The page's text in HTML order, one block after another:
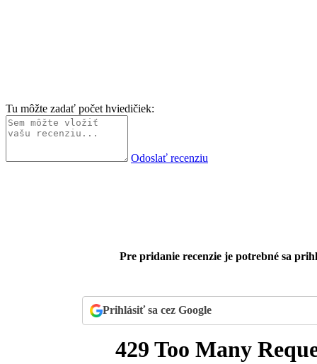
Tu môžte zadať počet hviedičiek:
Odoslať recenziu
Pre pridanie recenzie je potrebné sa
Prihlásiť sa cez Google